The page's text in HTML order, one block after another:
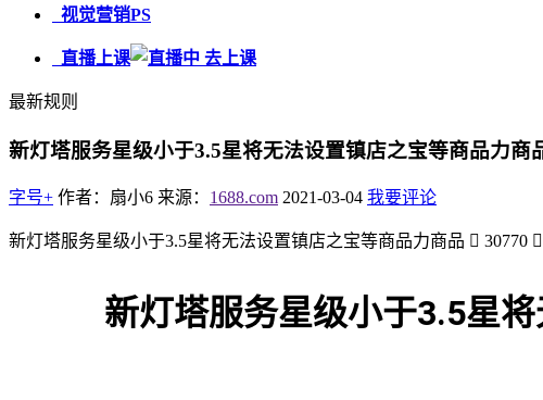
视觉营销PS
直播上课
最新规则
新灯塔服务星级小于3.5星将无法设置镇店之宝等商品力商
字号+ 作者：扇小6 来源： 1688.com 2021-03-04 我要评论
新灯塔服务星级小于3.5星将无法设置镇店之宝等商品力商品 
新灯塔服务星级小于3.5星将